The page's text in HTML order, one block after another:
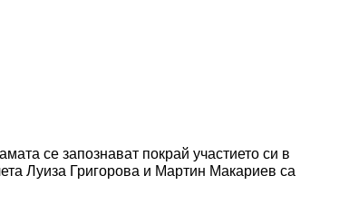
се запознават покрай участието си в
Луиза Григорова и Мартин Макариев са